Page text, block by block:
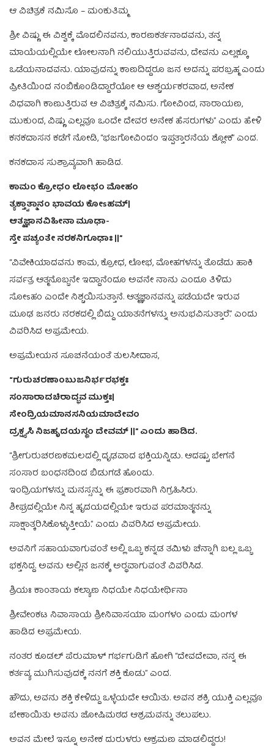
ಆ ವಿಚಿತ್ರಕೆ ನಮಿಸೊ – ಮಂಕುತಿಮ್ಮ
ಶ್ರೀ ವಿಷ್ಣು ಈ ವಿಶ್ವಕ್ಕೆ ಮೊದಲಿನವನು, ಕಾರಣಕರ್ತನಾದವನು, ತನ್ನ
ಮಾಯೆಯಲ್ಲಿಯೇ ಲೋಲನಾಗಿ ನಲಿಯುತ್ತಿರುವವನು, ದೇವನು ಎಲ್ಲಕ್ಕೂ
ಒಡೆಯನಾದವನು. ಯಾವುದನ್ನು ಕಾಣದಿದ್ದರೂ ಜನ ಅದನ್ನು ಪರಬ್ರಹ್ಮ ಎಂದು
ಪ್ರೀತಿಯಿಂದ ನಂಬಿಕೊಂಡಿದ್ದಾರೆಯೋ ಆ ಆಶ್ಚರ್ಯಕರವಾದ, ಅನೇಕ
ವಿಧವಾಗಿ ಕಾಣುತ್ತಿರುವ ಆ ವಿಚಿತ್ರಕ್ಕೆ ನಮಿಸು. ಗೋವಿಂದ, ನಾರಾಯಣ,
ಮುಕುಂದ, ವಿಷ್ಣು ಎಲ್ಲವೂ ಒಂದೇ ದೇವರ ಅನೇಕ ಹೆಸರುಗಳು” ಎಂದು ಹೇಳಿ
ಕನಕದಾಸನ ಕಡೆಗೆ ನೋಡಿ, “ಭಜಗೋವಿಂದಂ ಇಪ್ಪತ್ತಾರನೆಯ ಶ್ಲೋಕ” ಎಂದ.
ಕನಕದಾಸ ಸುಶ್ರಾವ್ಯವಾಗಿ ಹಾಡಿದ.
ಕಾಮಂ ಕ್ರೋಧಂ ಲೋಭಂ ಮೋಹಂ
ತ್ಯಕ್ತ್ವಾತ್ಮಾನಂ ಭಾವಯ ಕೋsಹಮ್|
ಆತ್ಮಜ್ಞಾನವಿಹೀನಾ ಮೂಢಾ-
ಸ್ತೇ ಪಚ್ಯಂತೇ ನರಕನಿಗೂಢಾಃ ||”
“ವಿವೇಕಿಯಾದವನು ಕಾಮ, ಕ್ರೋಧ, ಲೋಭ, ಮೋಹಗಳನ್ನು ತೊಡೆದು ಹಾಕಿ
ಸರ್ವತ್ರ ಆತ್ಮನೊಬ್ಬನೇ ಇದ್ದಾನೆಂದೂ ಅವನೇ ನಾನು ಎಂದೂ ತಿಳಿದು
ಸೋsಹಂ ಎಂದೇ ನಿಶ್ಚಯಿಸುತ್ತಾನೆ. ಆತ್ಮಜ್ಞಾನವನ್ನು ಪಡೆಯದೇ ಇರುವ
ಮೂಢ ಜನರು ನರಕದಲ್ಲಿ ಬಿದ್ದು ಯಾತನೆಗಳನ್ನು ಅನುಭವಿಸುತ್ತಾರೆ.” ಎಂದು
ವಿವರಿಸಿದ ಅಪ್ರಮೇಯ.
ಅಪ್ರಮೇಯನ ಸೂಚನೆಯಂತೆ ತುಲಸೀದಾಸ,
“ಗುರುಚರಣಾಂಬುಜನಿರ್ಭರಭಕ್ತಃ
ಸಂಸಾರಾದಚಿರಾದ್ಭವ ಮುಕ್ತಃ|
ಸೇಂದ್ರಿಯಮಾನಸನಿಯಮಾದೇವಂ
ದ್ರಕ್ಷ್ಯಸಿ ನಿಜಹೃದಯಸ್ಥಂ ದೇವಮ್ ||” ಎಂದು ಹಾಡಿದ.
“ಶ್ರೀಗುರುಚರಣಕಮಲದಲ್ಲಿ ದೃಢವಾದ ಭಕ್ತಿಯನ್ನಿಡು. ಆದಷ್ಟು ಬೇಗನೆ
ಸಂಸಾರ ಬಂಧನದಿಂದ ಬಿಡುಗಡೆ ಹೊಂದು.
ಇಂದ್ರಿಯಗಳನ್ನು ಮನಸ್ಸನ್ನು ಈ ಪ್ರಕಾರವಾಗಿ ನಿಗ್ರಹಿಸಿರು.
ಶೀಘ್ರದಲ್ಲಿಯೇ ನಿನ್ನ ಹೃದಯದಲ್ಲಿಯೇ ಇರುವ ಪರಮಾತ್ಮನನ್ನು
ಸಾಕ್ಷಾತ್ಕರಿಸಿಕೊಳ್ಳುತ್ತೀಯೆ.” ಎಂದು ವಿವರಿಸಿದ ಅಪ್ರಮೇಯ.
ಅವನಿಗೆ ಸಹಾಯವಾಗುವಂತೆ ಅಲ್ಲಿ ಒಬ್ಬ ಕನ್ನಡ ತಮಿಳು ಚೆನ್ನಾಗಿ ಬಲ್ಲ ಒಬ್ಬ
ಭಕ್ತನಿದ್ದ. ಅವನು ಅಲ್ಲಿನ ಜನಕ್ಕೆ ಅರ‍್ಥವಾಗುವಂತೆ ವಿವರಿಸಿದ.
ಶ್ರಿಯಃ ಕಾಂತಾಯ ಕಲ್ಯಾಣ ನಿಧಯೇ ನಿಧಯೇರ್ಥಿನಾ
ಶ್ರೀವೇಂಕಟ ನಿವಾಸಾಯ ಶ್ರೀನಿವಾಸಯಾ ಮಂಗಳಂ ಎಂದು ಮಂಗಳ
ಹಾಡಿದ ಅಪ್ರಮೇಯ.
ನಂತರ ಕೂಡಲ್‌ ಪೆರುಮಾಳ್‌ ಗರ್ಭಗುಡಿಗೆ ಹೋಗಿ “ದೇವದೇವಾ, ನನ್ನ ಈ
ಕರ್ತವ್ಯ ಮುಗಿಸುವುದಕ್ಕೆ ನನಗೆ ಶಕ್ತಿ ಕೊಡು” ಎಂದ.
ಹೌದು, ಅವನು ಶಕ್ತಿ ಕೇಳಿದ್ದು ಒಳ್ಳೆಯದೇ ಆಯಿತು. ಅವನ ಶಕ್ತಿ, ಯುಕ್ತಿ ಎಲ್ಲವೂ
ಬೇಕಾಯಿತು ಅವನು ಜೋಷಿಮಠದ ಆಶ್ರಮವನ್ನು ತಲುಪಲು.
ಅವನ ಮೇಲೆ ಇನ್ನೂ ಅನೇಕ ದುರುಳರು ಆಕ್ರಮಣ ಮಾಡಲಿದ್ದರು!